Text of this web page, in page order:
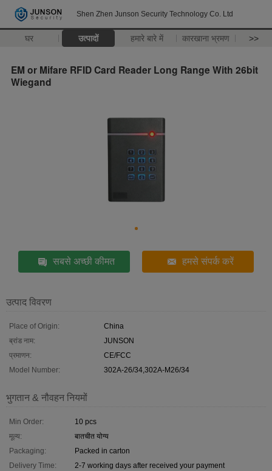
Shen Zhen Junson Security Technology Co. Ltd
घर उत्पादों हमारे बारे में कारखाना भ्रमण >>
EM or Mifare RFID Card Reader Long Range With 26bit
Wiegand
सबसे अच्छी कीमत हमसे संपर्क करें
उत्पाद विवरण
Place of Origin:
China
ब्रांड नाम:
JUNSON
प्रमाणन:
CE/FCC
Model Number:
302A-26/34,302A-M26/34
भुगतान & नौवहन नियमों
Min Order:
10 pcs
मूल्य:
बातचीत योग्य
Packaging:
Packed in carton
Delivery Time:
2-7 working days after received your payment